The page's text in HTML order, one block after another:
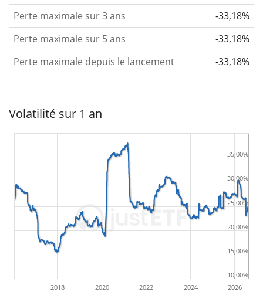
Perte maximale sur 3 ans
-33,18%
Perte maximale sur 5 ans
-33,18%
Perte maximale depuis le lancement
-33,18%
Volatilité sur 1 an
2018 2020 2022 2024 2026
10,00%
15,00%
20,00%
25,00%
30,00%
35,00%